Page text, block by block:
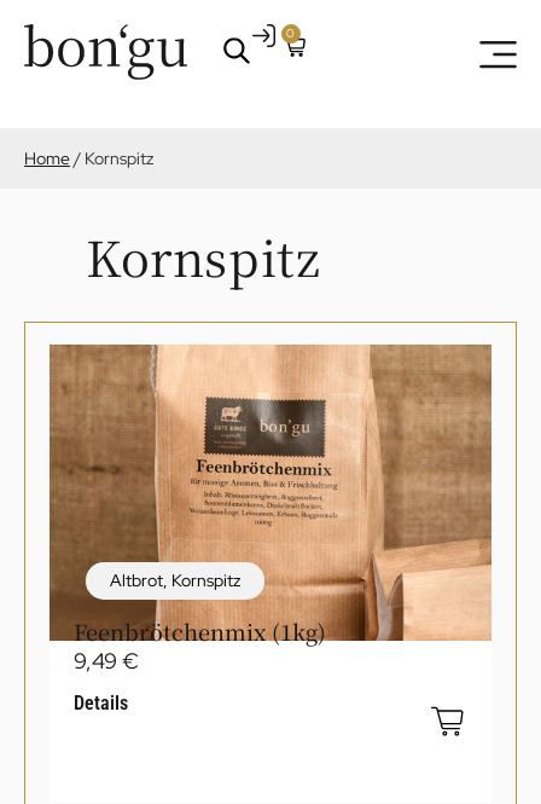
0
Home/ Kornspitz
Kornspitz
Altbrot, Kornspitz
Feenbrötchenmix (1kg)
9,49 €
Details